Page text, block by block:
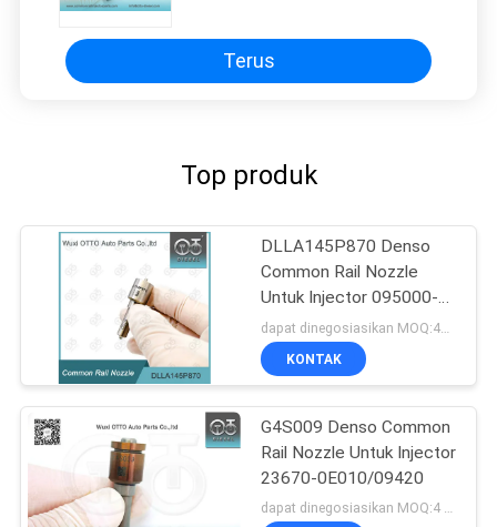
Terus
Top produk
DLLA145P870 Denso
Common Rail Nozzle
Untuk Injector 095000-
560 #1465A041
KONTAK
G4S009 Denso Common
Rail Nozzle Untuk Injector
23670-0E010/09420
dapat dinegosiasikan MOQ:4 buah